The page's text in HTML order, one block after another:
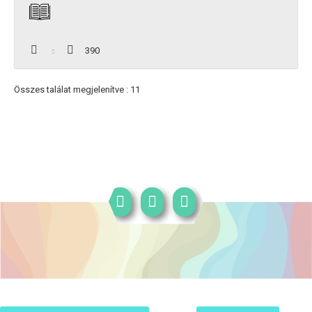
390
Összes találat megjelenítve : 11